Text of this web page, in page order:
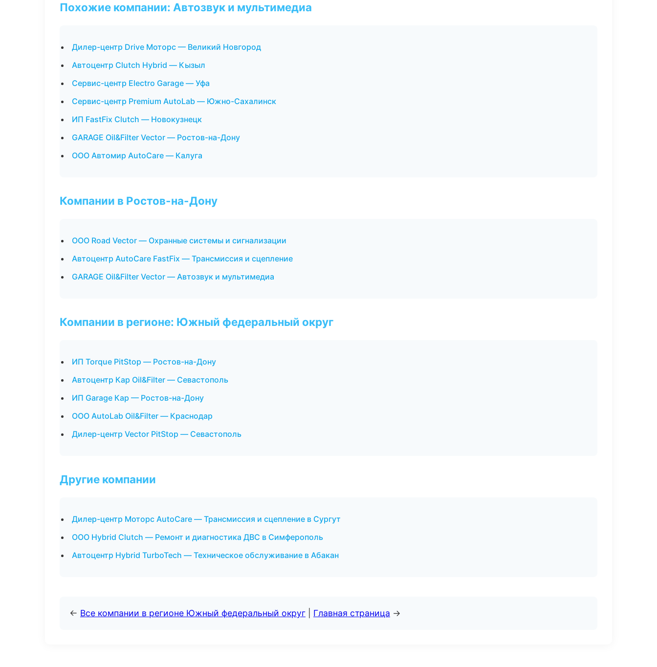
Похожие компании: Автозвук и мультимедиа
Дилер-центр Drive Моторс — Великий Новгород
Автоцентр Clutch Hybrid — Кызыл
Сервис-центр Electro Garage — Уфа
Сервис-центр Premium AutoLab — Южно-Сахалинск
ИП FastFix Clutch — Новокузнецк
GARAGE Oil&Filter Vector — Ростов-на-Дону
ООО Автомир AutoCare — Калуга
Компании в Ростов-на-Дону
ООО Road Vector — Охранные системы и сигнализации
Автоцентр AutoCare FastFix — Трансмиссия и сцепление
GARAGE Oil&Filter Vector — Автозвук и мультимедиа
Компании в регионе: Южный федеральный округ
ИП Torque PitStop — Ростов-на-Дону
Автоцентр Кар Oil&Filter — Севастополь
ИП Garage Кар — Ростов-на-Дону
ООО AutoLab Oil&Filter — Краснодар
Дилер-центр Vector PitStop — Севастополь
Другие компании
Дилер-центр Моторс AutoCare — Трансмиссия и сцепление в Сургут
ООО Hybrid Clutch — Ремонт и диагностика ДВС в Симферополь
Автоцентр Hybrid TurboTech — Техническое обслуживание в Абакан
← Все компании в регионе Южный федеральный округ Главная страница →